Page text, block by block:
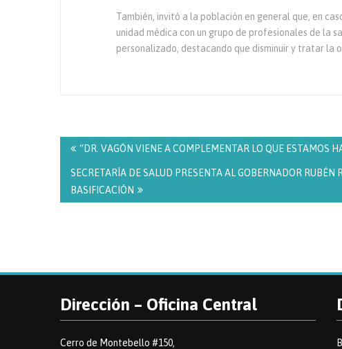
También, invitó a la población en general que, en
unidad médica con un grupo de profesionales de la
personalizado, destacando que disminuir y tratar la
de
entradas
“DR. VAGÓN VIENE A COMPLEMENTAR LO QUE ESTAMOS
SECRETARÍA DE SALUD PRESENTA AL GOBERNADOR RUBÉN
BASIFICACIÓN
Dirección – Oficina Central
Cerro de Montebello #150,